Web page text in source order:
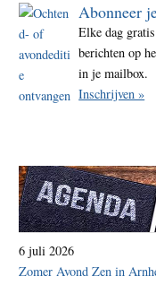
Abonneer
Elke dag
berichten op
in je mailbox.
Inschrijven »
6 juli 2026
Zomer Avond Zen in